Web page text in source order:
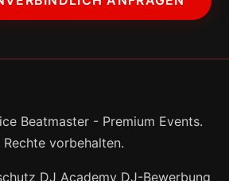
Beatmaster - Premium Events.
Rechte vorbehalten.
DJ Academy DJ-Bewerbung